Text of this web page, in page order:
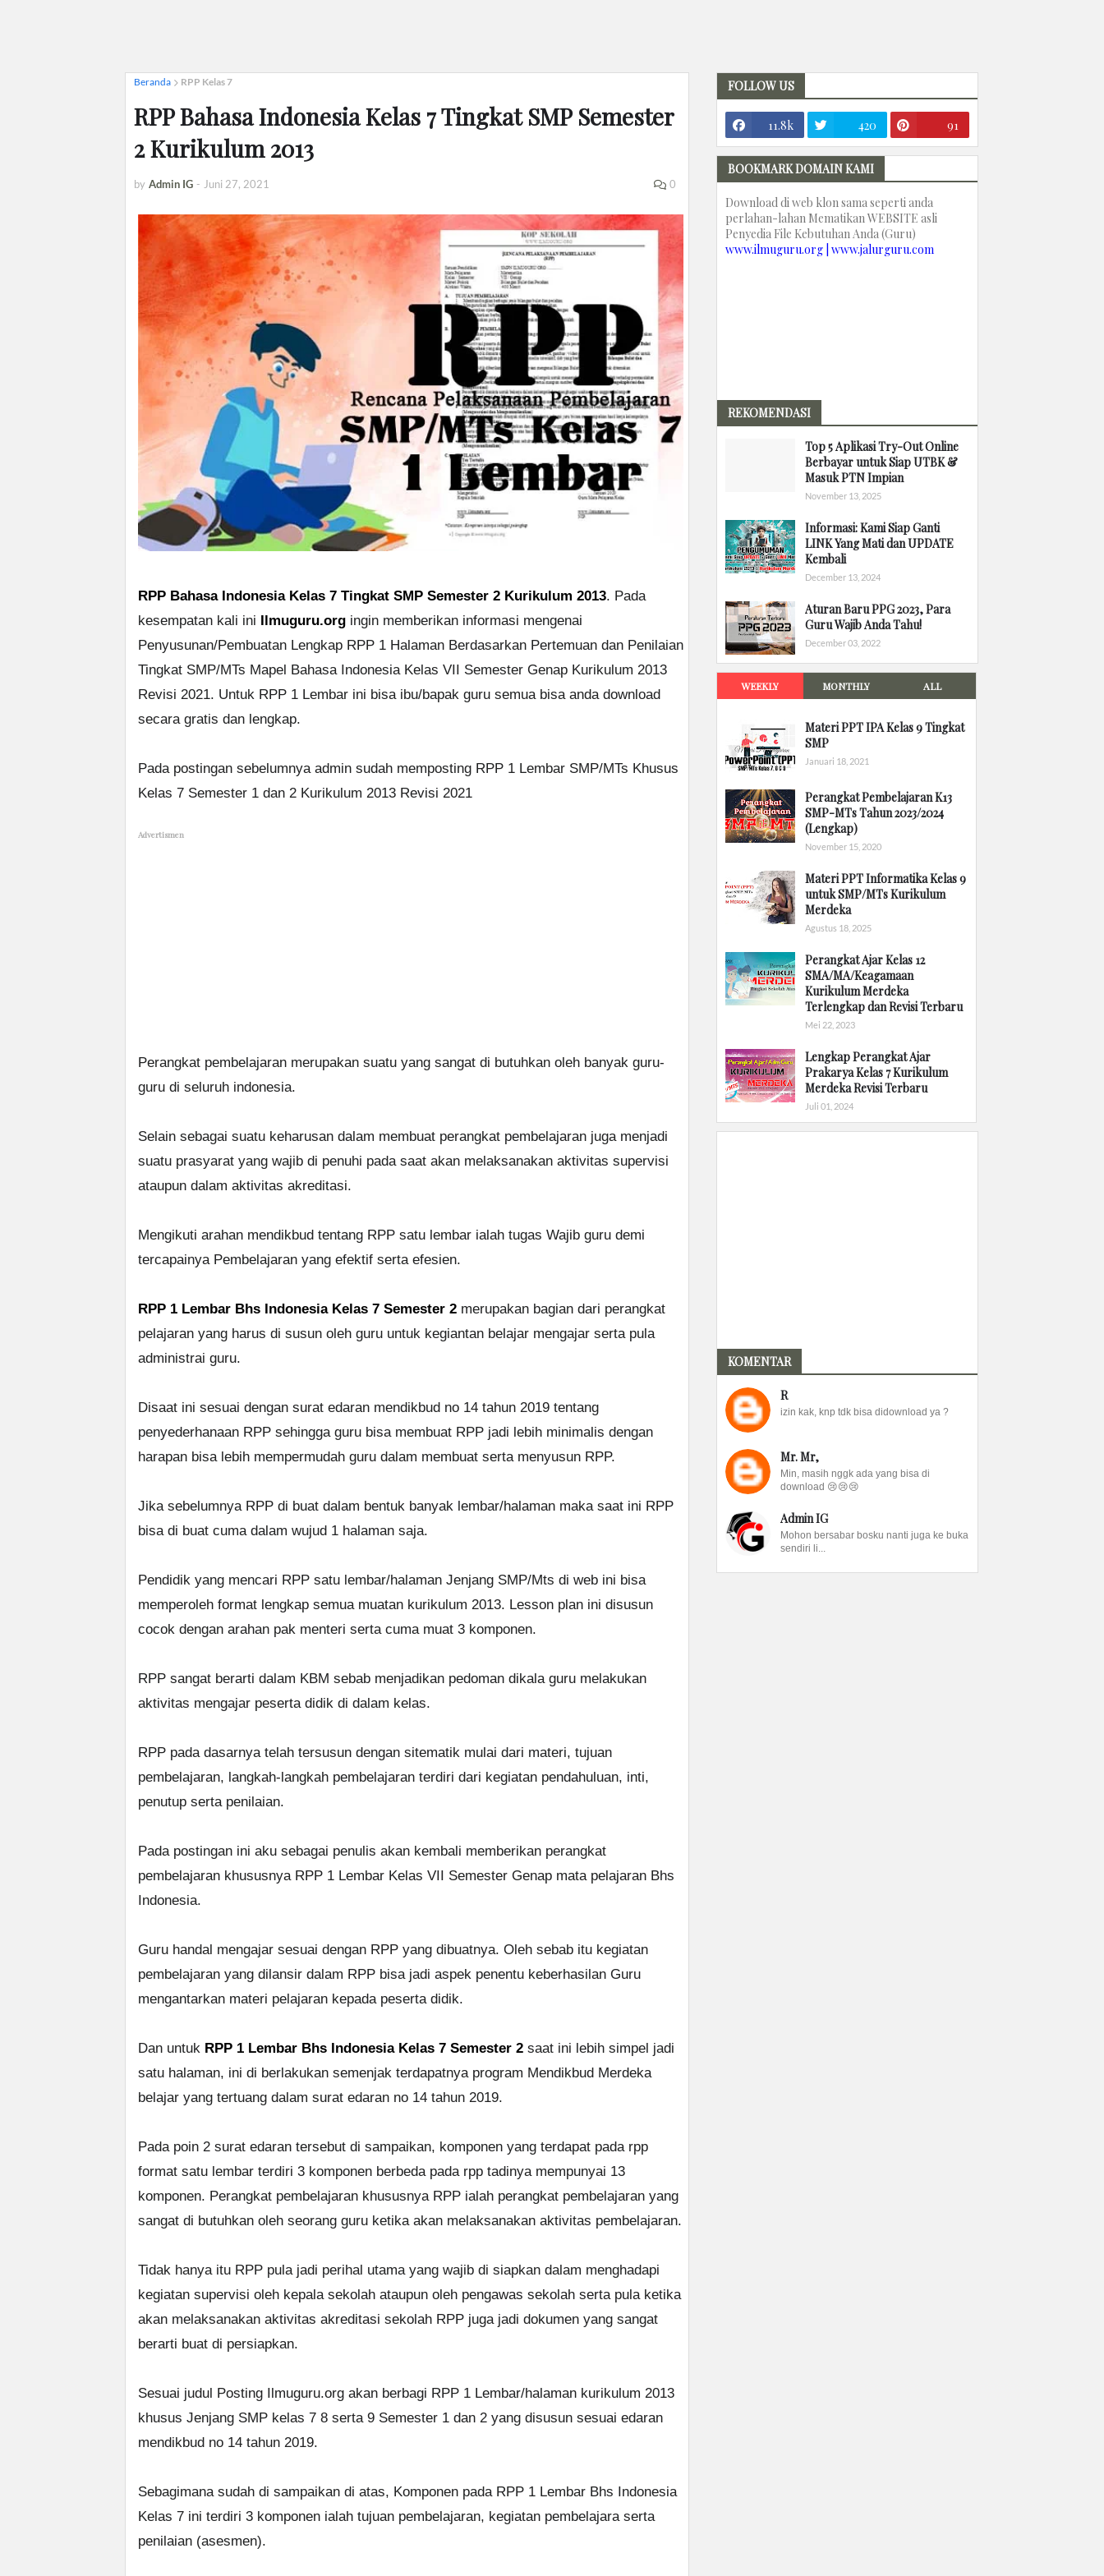
Beranda RPP Kelas 7
RPP Bahasa Indonesia Kelas 7 Tingkat SMP Semester
2 Kurikulum 2013
by Admin IG - Juni 27, 2021 0
RPP Bahasa Indonesia Kelas 7 Tingkat SMP Semester 2 Kurikulum 2013. Pada
kesempatan kali ini Ilmuguru.org ingin memberikan informasi mengenai
Penyusunan/Pembuatan Lengkap RPP 1 Halaman Berdasarkan Pertemuan dan Penilaian
Tingkat SMP/MTs Mapel Bahasa Indonesia Kelas VII Semester Genap Kurikulum 2013
Revisi 2021. Untuk RPP 1 Lembar ini bisa ibu/bapak guru semua bisa anda download
secara gratis dan lengkap.
Pada postingan sebelumnya admin sudah memposting RPP 1 Lembar SMP/MTs Khusus
Kelas 7 Semester 1 dan 2 Kurikulum 2013 Revisi 2021
Advertismen
Perangkat pembelajaran merupakan suatu yang sangat di butuhkan oleh banyak guru-
guru di seluruh indonesia.
Selain sebagai suatu keharusan dalam membuat perangkat pembelajaran juga menjadi
suatu prasyarat yang wajib di penuhi pada saat akan melaksanakan aktivitas supervisi
ataupun dalam aktivitas akreditasi.
Mengikuti arahan mendikbud tentang RPP satu lembar ialah tugas Wajib guru demi
tercapainya Pembelajaran yang efektif serta efesien.
RPP 1 Lembar Bhs Indonesia Kelas 7 Semester 2 merupakan bagian dari perangkat
pelajaran yang harus di susun oleh guru untuk kegiantan belajar mengajar serta pula
administrai guru.
Disaat ini sesuai dengan surat edaran mendikbud no 14 tahun 2019 tentang
penyederhanaan RPP sehingga guru bisa membuat RPP jadi lebih minimalis dengan
harapan bisa lebih mempermudah guru dalam membuat serta menyusun RPP.
Jika sebelumnya RPP di buat dalam bentuk banyak lembar/halaman maka saat ini RPP
bisa di buat cuma dalam wujud 1 halaman saja.
Pendidik yang mencari RPP satu lembar/halaman Jenjang SMP/Mts di web ini bisa
memperoleh format lengkap semua muatan kurikulum 2013. Lesson plan ini disusun
cocok dengan arahan pak menteri serta cuma muat 3 komponen.
RPP sangat berarti dalam KBM sebab menjadikan pedoman dikala guru melakukan
aktivitas mengajar peserta didik di dalam kelas.
RPP pada dasarnya telah tersusun dengan sitematik mulai dari materi, tujuan
pembelajaran, langkah-langkah pembelajaran terdiri dari kegiatan pendahuluan, inti,
penutup serta penilaian.
Pada postingan ini aku sebagai penulis akan kembali memberikan perangkat
pembelajaran khususnya RPP 1 Lembar Kelas VII Semester Genap mata pelajaran Bhs
Indonesia.
Guru handal mengajar sesuai dengan RPP yang dibuatnya. Oleh sebab itu kegiatan
pembelajaran yang dilansir dalam RPP bisa jadi aspek penentu keberhasilan Guru
mengantarkan materi pelajaran kepada peserta didik.
Dan untuk RPP 1 Lembar Bhs Indonesia Kelas 7 Semester 2 saat ini lebih simpel jadi
satu halaman, ini di berlakukan semenjak terdapatnya program Mendikbud Merdeka
belajar yang tertuang dalam surat edaran no 14 tahun 2019.
Pada poin 2 surat edaran tersebut di sampaikan, komponen yang terdapat pada rpp
format satu lembar terdiri 3 komponen berbeda pada rpp tadinya mempunyai 13
komponen. Perangkat pembelajaran khususnya RPP ialah perangkat pembelajaran yang
sangat di butuhkan oleh seorang guru ketika akan melaksanakan aktivitas pembelajaran.
Tidak hanya itu RPP pula jadi perihal utama yang wajib di siapkan dalam menghadapi
kegiatan supervisi oleh kepala sekolah ataupun oleh pengawas sekolah serta pula ketika
akan melaksanakan aktivitas akreditasi sekolah RPP juga jadi dokumen yang sangat
berarti buat di persiapkan.
Sesuai judul Posting Ilmuguru.org akan berbagi RPP 1 Lembar/halaman kurikulum 2013
khusus Jenjang SMP kelas 7 8 serta 9 Semester 1 dan 2 yang disusun sesuai edaran
mendikbud no 14 tahun 2019.
Sebagimana sudah di sampaikan di atas, Komponen pada RPP 1 Lembar Bhs Indonesia
Kelas 7 ini terdiri 3 komponen ialah tujuan pembelajaran, kegiatan pembelajara serta
penilaian (asesmen).
FOLLOW US
11.8k 420 91
BOOKMARK DOMAIN KAMI
Download di web klon sama seperti anda
perlahan-lahan Mematikan WEBSITE asli
Penyedia File Kebutuhan Anda (Guru)
www.ilmuguru.org | www.jalurguru.com
REKOMENDASI
Top 5 Aplikasi Try-Out Online
Berbayar untuk Siap UTBK &
Masuk PTN Impian
November 13, 2025
Informasi: Kami Siap Ganti
LINK Yang Mati dan UPDATE
Kembali
December 13, 2024
Aturan Baru PPG 2023, Para
Guru Wajib Anda Tahu!
December 03, 2022
WEEKLY MONTHLY ALL
Materi PPT IPA Kelas 9 Tingkat
SMP
Januari 18, 2021
Perangkat Pembelajaran K13
SMP-MTs Tahun 2023/2024
(Lengkap)
November 15, 2020
Materi PPT Informatika Kelas 9
untuk SMP/MTs Kurikulum
Merdeka
Agustus 18, 2025
Perangkat Ajar Kelas 12
SMA/MA/Keagamaan
Kurikulum Merdeka
Terlengkap dan Revisi Terbaru
Mei 22, 2023
Lengkap Perangkat Ajar
Prakarya Kelas 7 Kurikulum
Merdeka Revisi Terbaru
Juli 01, 2024
KOMENTAR
R
izin kak, knp tdk bisa didownload ya ?
Mr. Mr,
Min, masih nggk ada yang bisa di
download 😢😢😢
Admin IG
Mohon bersabar bosku nanti juga ke buka
sendiri li...